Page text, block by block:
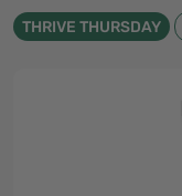
THRIVE THURSDAY